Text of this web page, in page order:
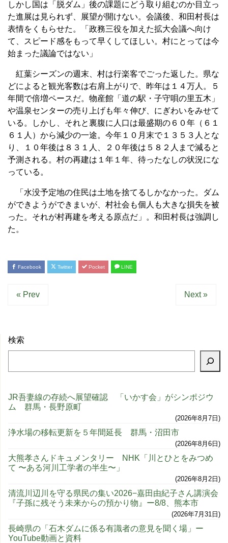
しかし国は「脱ダム」後の課題にどう取り組むのか目立っ
た進展は見られず、展望が開けない。会議後、和田村長は
表情をくもらせた。「政務三役を加えた拡大会議へ向け
て、スピード感をもって早くしてほしい。村にとっては今
始まった議論ではない」
紅葉シーズンの週末、村は行楽客でごった返した。県な
どによると観光客数は右肩上がりで、昨年は１４万人。５
年間で倍増ペースだ。物産館「道の駅・子守唄の里五木」
や温泉センターの売り上げも年々伸び、にぎわいをみせて
いる。しかし、それと裏腹に人口は最盛期の６０年（６１
６１人）から減少の一途。今年１０月末で１３５３人とな
り、１０年後は８３１人、２０年後は５８２人まで減ると
予測される。村の再建は１年１年、待ったなしの状況にな
っている。
「水没予定地の住民は土地を捨てるしかなかった。ダム
ができようができまいが、村社会も個人も大きな損失を被
った。それが村再建を考える原点だ」。和田村長は強調し
た。
Facebook Twitter Pocket LINE
« Prev Next »
検索
JR吾妻線の存続へ展望確認 「いかす会」がシンポジウ
ム 群馬・長野原町
2026年8月7日
浄水場の移転更新を５年間延長 群馬・沼田市
2026年8月6日
大熊孝さんドキュメンタリー NHK「川とひとをみつめ
て 〜ある河川工学者の半生〜」
2026年8月2日
清流川辺川を守る県民の集い2026−嘉田由紀子さん講演会
『子孫に残そう未来からの預かり物』ー8/8、熊本市
2026年7月31日
長崎県の「石木ダムに係る有識者の意見を聞く場」ー
YouTube動画と資料